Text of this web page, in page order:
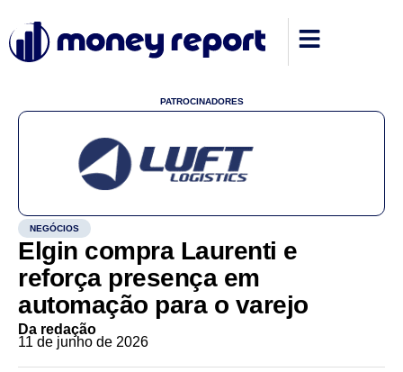
PATROCINADORES
NEGÓCIOS
Elgin compra Laurenti e
reforça presença em
automação para o varejo
Da redação
11 de junho de 2026